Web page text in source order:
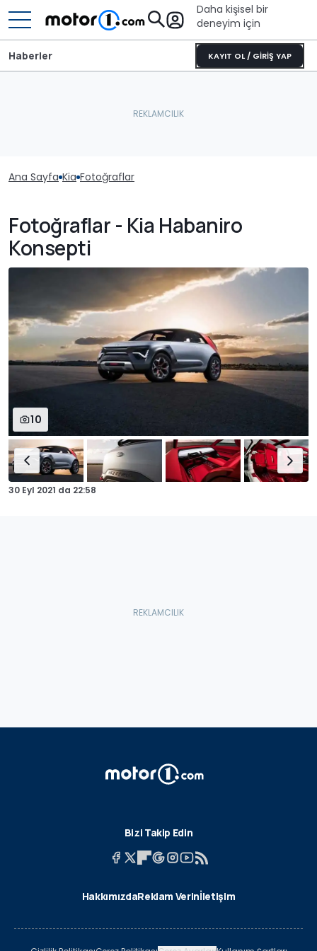
Daha kişisel bir
deneyim için
KAYIT OL / GİRİŞ YAP
Haberler
Ana Sayfa Kia Fotoğraflar
Fotoğraflar - Kia Habaniro
Konsepti
10
30 Eyl 2021 da 22:58
Bizi Takip Edin
HakkımızdaReklam Verinİletişim